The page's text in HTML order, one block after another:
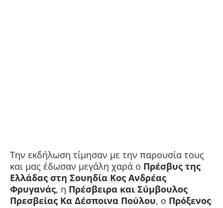
Την εκδήλωση τίμησαν με την παρουσία τους
και μας έδωσαν μεγάλη χαρά ο Πρέσβυς της
Ελλάδας στη Σουηδία Κος Ανδρέας
Φρυγανάς, η Πρέσβειρα και Σύμβουλος
Πρεσβείας Κα Δέσποινα Πούλου, ο Πρόξενος